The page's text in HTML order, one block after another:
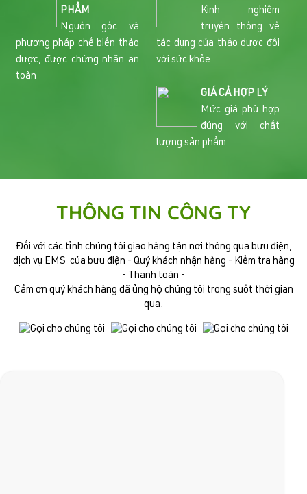
PHẨM
Nguồn gốc và
phương pháp chế biến thảo
dược, được chứng nhận an
toàn
Kinh nghiệm
truyền thống về
tác dụng của thảo dược đối
với sức khỏe
GIÁ CẢ HỢP LÝ
Mức giá phù hợp
đúng với chất
lượng sản phẩm
THÔNG TIN CÔNG TY
Đối với các tỉnh chúng tôi giao hàng tận nơi thông qua bưu điện,
dịch vụ EMS của bưu điện - Quý khách nhận hàng - Kiểm tra hàng
- Thanh toán -
Cảm ơn quý khách hàng đã ủng hộ chúng tôi trong suốt thời gian
qua.